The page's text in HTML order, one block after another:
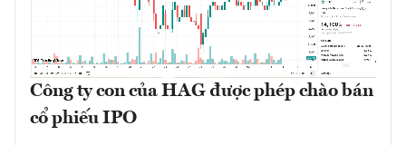
Công ty con của HAG được phép chào bán
cổ phiếu IPO